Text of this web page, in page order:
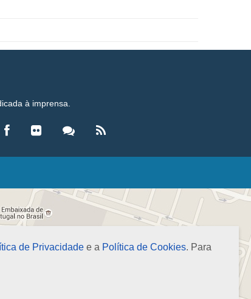
de Privacidade e a Política de Cookies. Para
à imprensa.
Lei
Brasileiras de Contabilidade